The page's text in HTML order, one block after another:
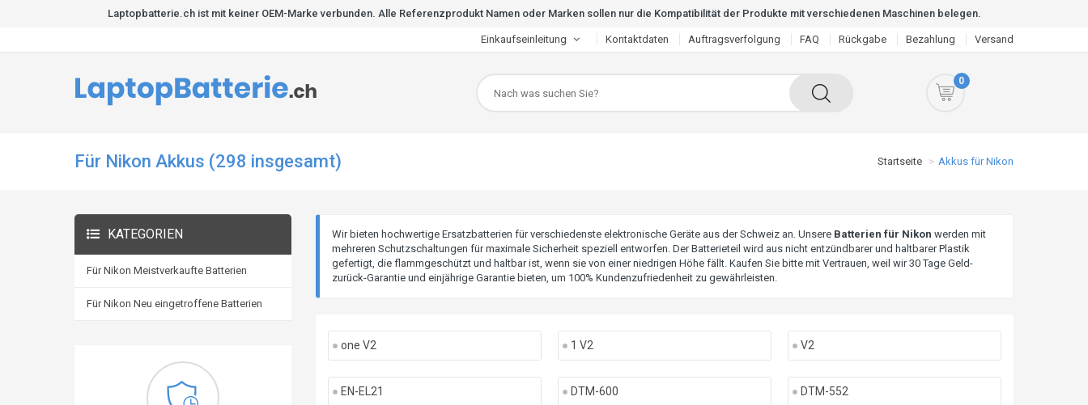
Laptopbatterie.ch ist mit keiner OEM-Marke verbunden. Alle Referenzprodukt Namen oder Marken sollen nur die Kompatibilität der Produkte mit verschiedenen Maschinen belegen.
Einkaufseinleitung Kontaktdaten Auftragsverfolgung FAQ Rückgabe Bezahlung Versand
0
Für Nikon Akkus (298 insgesamt) Startseite Akkus für Nikon
Wir bieten hochwertige Ersatzbatterien für verschiedenste elektronische Geräte aus der Schweiz an. Unsere Batterien für Nikon werden mit
mehreren Schutzschaltungen für maximale Sicherheit speziell entworfen. Der Batterieteil wird aus nicht entzündbarer und haltbarer Plastik
gefertigt, die flammgeschützt und haltbar ist, wenn sie von einer niedrigen Höhe fällt. Kaufen Sie bitte mit Vertrauen, weil wir 30 Tage Geld-
zurück-Garantie und einjährige Garantie bieten, um 100% Kundenzufriedenheit zu gewährleisten.
one V2 1 V2 V2
EN-EL21 DTM-600 DTM-552
KATEGORIEN
Für Nikon Meistverkaufte Batterien
Für Nikon Neu eingetroffene Batterien